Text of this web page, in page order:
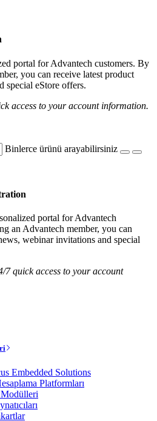
portal for Advantech customers. By
you can receive latest product
special eStore offers.
access to your account information.
Binlerce ürünü arayabilirsiniz
portal for Advantech
an Advantech member, you can
webinar invitations and special
7 quick access to your account
Embedded Solutions
Platformları